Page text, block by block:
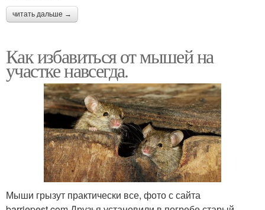
читать дальше →
Как избавиться от мышей на
участке навсегда.
Мыши грызут практически все, фото с сайта